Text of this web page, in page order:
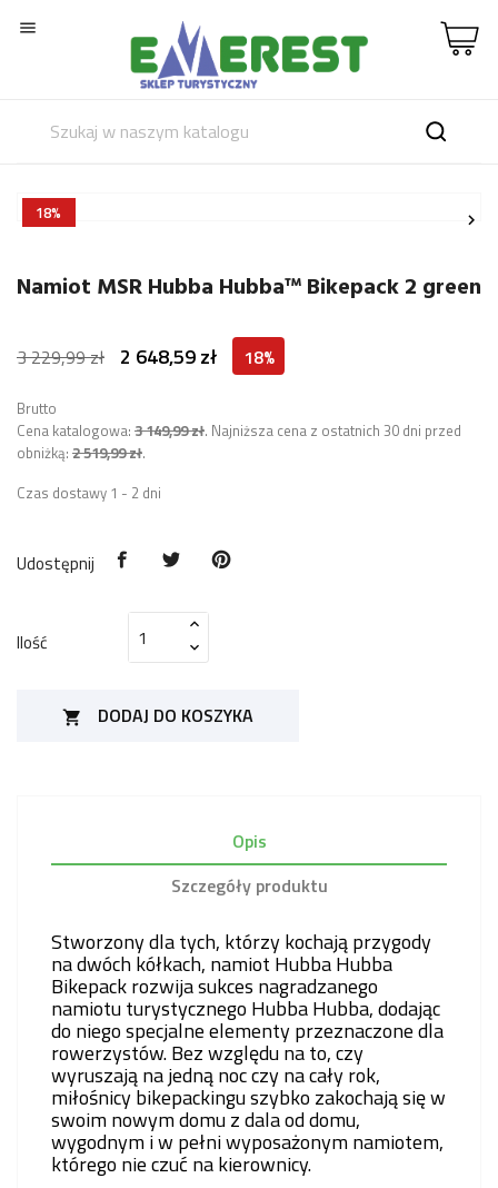

18% 
Namiot MSR Hubba Hubba™ Bikepack 2 green
3 229,99 zł 2 648,59 zł 18%
Brutto
Cena katalogowa: 3 149,99 zł. Najniższa cena z ostatnich 30 dni przed
obniżką: 2 519,99 zł.
Czas dostawy 1 - 2 dni
Udostępnij
Ilość
 DODAJ DO KOSZYKA
Opis
Szczegóły produktu
Stworzony dla tych, którzy kochają przygody
na dwóch kółkach, namiot Hubba Hubba
Bikepack rozwija sukces nagradzanego
namiotu turystycznego Hubba Hubba, dodając
do niego specjalne elementy przeznaczone dla
rowerzystów. Bez względu na to, czy
wyruszają na jedną noc czy na cały rok,
miłośnicy bikepackingu szybko zakochają się w
swoim nowym domu z dala od domu,
wygodnym i w pełni wyposażonym namiotem,
którego nie czuć na kierownicy.